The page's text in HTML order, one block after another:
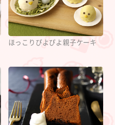
ほっこりぴよぴよ親子ケーキ